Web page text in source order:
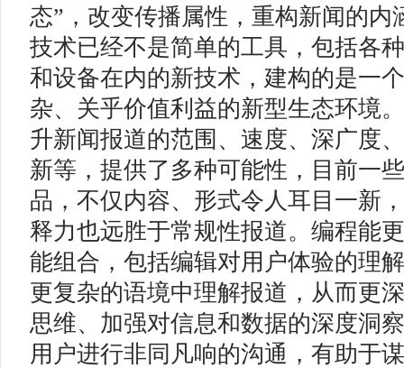
态”，改变传播属性，重构新闻的内
技术已经不是简单的工具，包括各
和设备在内的新技术，建构的是一
杂、关乎价值利益的新型生态环境
升新闻报道的范围、速度、深广度
新等，提供了多种可能性，目前一
品，不仅内容、形式令人耳目一新
释力也远胜于常规性报道。编程能
能组合，包括编辑对用户体验的理
更复杂的语境中理解报道，从而更
思维、加强对信息和数据的深度洞
用户进行非同凡响的沟通，有助于